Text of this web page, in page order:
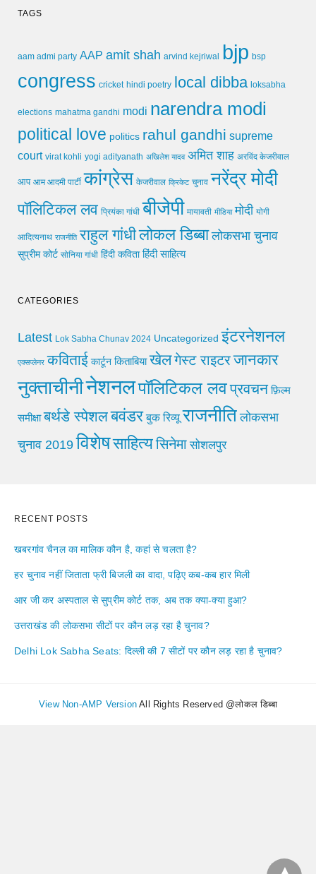
TAGS
aam admi party AAP amit shah arvind kejriwal bjp bsp
congress cricket hindi poetry local dibba loksabha
elections mahatma gandhi modi narendra modi
political love politics rahul gandhi supreme
court virat kohli yogi adityanath अखिलेश यादव अमित शाह अरविंद केजरीवाल
आप आम आदमी पार्टी कांग्रेस केजरीवाल क्रिकेट चुनाव नरेंद्र मोदी
पॉलिटिकल लव प्रियंका गांधी बीजेपी मायावती मीडिया मोदी योगी
आदित्यनाथ राजनीति राहुल गांधीलोकल डिब्बा लोकसभा चुनाव
सुप्रीम कोर्ट सोनिया गांधी हिंदी कविता हिंदी साहित्य
CATEGORIES
Latest Lok Sabha Chunav 2024 Uncategorized इंटरनेशनल
एक्सप्लेनर कविताई कार्टून किताबिया खेलगेस्ट राइटरजानकार
नुक्ताचीनीनेशनलपॉलिटिकल लवप्रवचन फ़िल्म
समीक्षा बर्थडे स्पेशलबवंडर बुक रिव्यू राजनीति लोकसभा
चुनाव 2019 विशेषसाहित्यसिनेमा सोशलपुर
RECENT POSTS
खबरगांव चैनल का मालिक कौन है, कहां से चलता है?
हर चुनाव नहीं जिताता फ्री बिजली का वादा, पढ़िए कब-कब हार मिली
आर जी कर अस्पताल से सुप्रीम कोर्ट तक, अब तक क्या-क्या हुआ?
उत्तराखंड की लोकसभा सीटों पर कौन लड़ रहा है चुनाव?
Delhi Lok Sabha Seats: दिल्ली की 7 सीटों पर कौन लड़ रहा है चुनाव?
View Non-AMP Version All Rights Reserved @लोकल डिब्बा